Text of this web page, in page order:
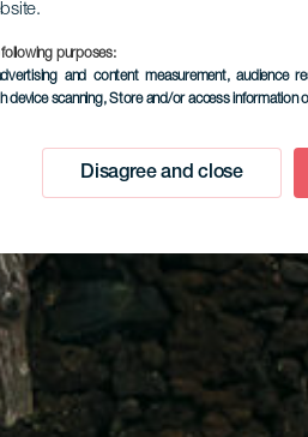
purposes:
and content measurement, audience
device scanning, Store and/or access information
Disagree and close